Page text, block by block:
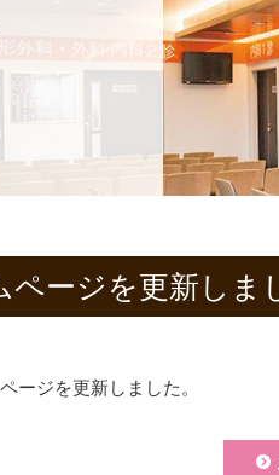
ページを更新しま
ージを更新しました。